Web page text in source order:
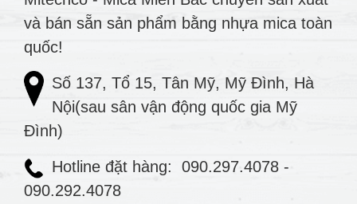
và bán sẵn sản phẩm bằng nhựa mica toàn
quốc!
Số 137, Tổ 15, Tân Mỹ, Mỹ Đình, Hà
Nội(sau sân vận động quốc gia Mỹ
Đình)
Hotline đặt hàng: 090.297.4078 -
090.292.4078